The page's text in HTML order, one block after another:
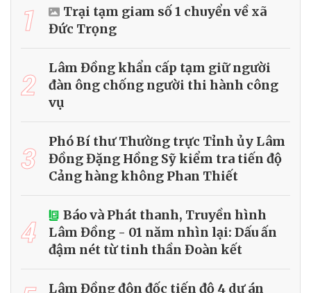
1
Trại tạm giam số 1 chuyển về xã
Đức Trọng
2
Lâm Đồng khẩn cấp tạm giữ người
đàn ông chống người thi hành công
vụ
3
Phó Bí thư Thường trực Tỉnh ủy Lâm
Đồng Đặng Hồng Sỹ kiểm tra tiến độ
Cảng hàng không Phan Thiết
4
Báo và Phát thanh, Truyền hình
Lâm Đồng - 01 năm nhìn lại: Dấu ấn
đậm nét từ tinh thần Đoàn kết
Lâm Đồng đôn đốc tiến độ 4 dự án